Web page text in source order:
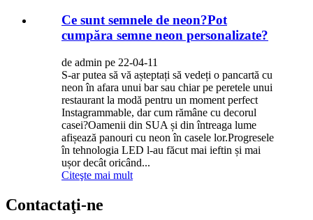
Ce sunt semnele de neon?Pot
cumpăra semne neon personalizate?
de admin pe 22-04-11
S-ar putea să vă așteptați să vedeți o pancartă cu
neon în afara unui bar sau chiar pe peretele unui
restaurant la modă pentru un moment perfect
Instagrammable, dar cum rămâne cu decorul
casei?Oamenii din SUA și din întreaga lume
afișează panouri cu neon în casele lor.Progresele
în tehnologia LED l-au făcut mai ieftin și mai
ușor decât oricând...
Citeşte mai mult
Contactaţi-ne